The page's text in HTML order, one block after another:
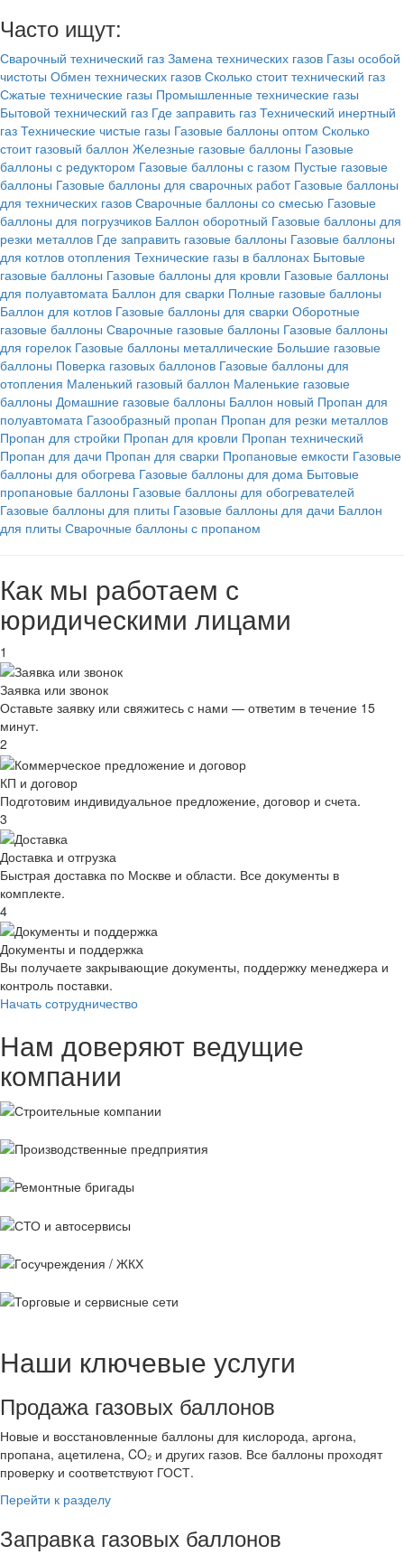
Часто ищут:
Сварочный технический газ Замена технических газов Газы особой
чистоты Обмен технических газов Сколько стоит технический газ
Сжатые технические газы Промышленные технические газы
Бытовой технический газ Где заправить газ Технический инертный
газ Технические чистые газы Газовые баллоны оптом Сколько
стоит газовый баллон Железные газовые баллоны Газовые
баллоны с редуктором Газовые баллоны с газом Пустые газовые
баллоны Газовые баллоны для сварочных работ Газовые баллоны
для технических газов Сварочные баллоны со смесью Газовые
баллоны для погрузчиков Баллон оборотный Газовые баллоны для
резки металлов Где заправить газовые баллоны Газовые баллоны
для котлов отопления Технические газы в баллонах Бытовые
газовые баллоны Газовые баллоны для кровли Газовые баллоны
для полуавтомата Баллон для сварки Полные газовые баллоны
Баллон для котлов Газовые баллоны для сварки Оборотные
газовые баллоны Сварочные газовые баллоны Газовые баллоны
для горелок Газовые баллоны металлические Большие газовые
баллоны Поверка газовых баллонов Газовые баллоны для
отопления Маленький газовый баллон Маленькие газовые
баллоны Домашние газовые баллоны Баллон новый Пропан для
полуавтомата Газообразный пропан Пропан для резки металлов
Пропан для стройки Пропан для кровли Пропан технический
Пропан для дачи Пропан для сварки Пропановые емкости Газовые
баллоны для обогрева Газовые баллоны для дома Бытовые
пропановые баллоны Газовые баллоны для обогревателей
Газовые баллоны для плиты Газовые баллоны для дачи Баллон
для плиты Сварочные баллоны с пропаном
Как мы работаем с
юридическими лицами
1
Заявка или звонок
Оставьте заявку или свяжитесь с нами — ответим в течение 15
минут.
2
КП и договор
Подготовим индивидуальное предложение, договор и счета.
3
Доставка и отгрузка
Быстрая доставка по Москве и области. Все документы в
комплекте.
4
Документы и поддержка
Вы получаете закрывающие документы, поддержку менеджера и
контроль поставки.
Начать сотрудничество
Нам доверяют ведущие
компании
Наши ключевые услуги
Продажа газовых баллонов
Новые и восстановленные баллоны для кислорода, аргона,
пропана, ацетилена, CO₂ и других газов. Все баллоны проходят
проверку и соответствуют ГОСТ.
Перейти к разделу
Заправка газовых баллонов